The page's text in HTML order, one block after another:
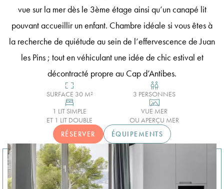
vue sur la mer dès le 3ème étage ainsi qu’un canapé lit
pouvant accueillir un enfant. Chambre idéale si vous êtes à
la recherche de quiétude au sein de l’effervescence de Juan
les Pins ; tout en véhiculant une idée de chic estival et
décontracté propre au Cap d’Antibes.
SURFACE 30 M²
3 PERSONNES
1 LIT SIMPLE
ET 1 LIT DOUBLE
VUE MER
OU APERÇU MER
RÉSERVER
ÉQUIPEMENTS
Le 1932 Hotel & Spa
5 Avenue Saramartel 06160 Antibes
04 92 93 54 54